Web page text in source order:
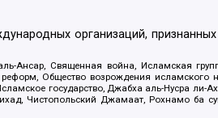
организаций,
Священная война, Исламская
реформ, Общество возрождения
государство, Джабха аль-Нусра
Чистопольский Джамаат, Рохнамо ба